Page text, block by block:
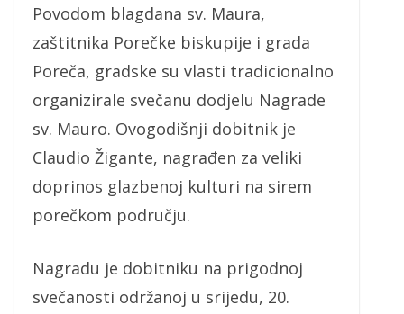
Povodom blagdana sv. Maura,
zaštitnika Porečke biskupije i grada
Poreča, gradske su vlasti tradicionalno
organizirale svečanu dodjelu Nagrade
sv. Mauro. Ovogodišnji dobitnik je
Claudio Žigante, nagrađen za veliki
doprinos glazbenoj kulturi na sirem
porečkom području.
Nagradu je dobitniku na prigodnoj
svečanosti održanoj u srijedu, 20.